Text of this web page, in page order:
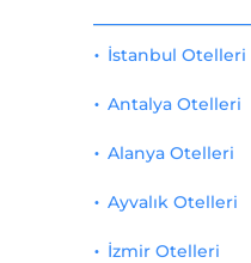
İstanbul Otelleri
Antalya Otelleri
Alanya Otelleri
Ayvalık Otelleri
İzmir Otelleri